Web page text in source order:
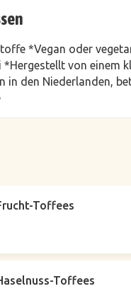
*Vegan oder
von einem
in den Niederlanden,
Toffees
Toffees